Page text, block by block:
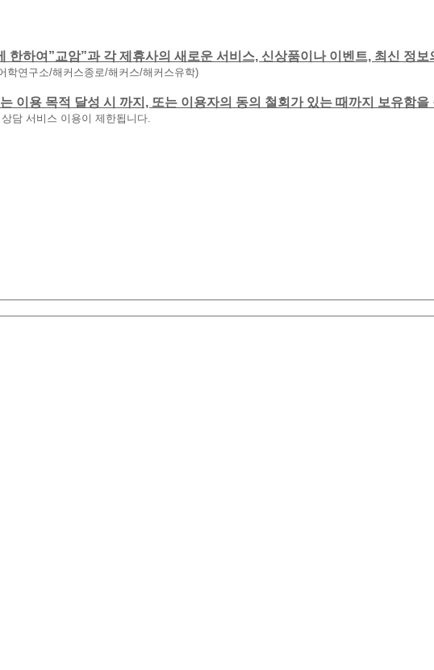
하여”교암”과 각 제휴사의 새로운 서비스, 신상품이나 이벤트, 최신 정
연구소/해커스종로/해커스/해커스유학)
이용 목적 달성 시 까지, 또는 이용자의 동의 철회가 있는 때까지 보유함을
담 서비스 이용이 제한됩니다.